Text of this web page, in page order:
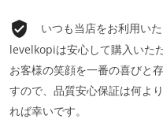
いつも当店をお利用い
levelkopiは安心して購入いた
お客様の笑顔を一番の喜びと
すので、品質安心保証は何よ
れば幸いです。